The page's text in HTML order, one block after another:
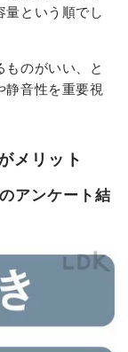
という順でし
のがいい、と
音性を重要視
メリット
アンケート結